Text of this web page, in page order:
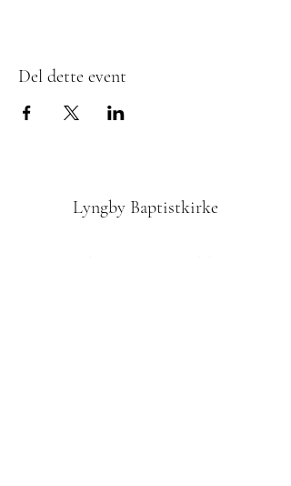
Del dette event
Lyngby Baptistkirke